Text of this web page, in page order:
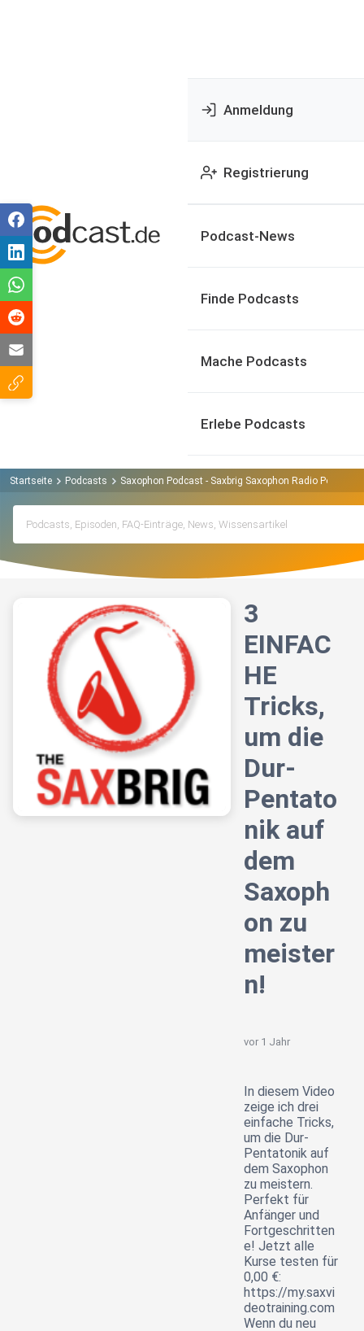
Anmeldung
Registrierung
Podcast-News
Finde Podcasts
Mache Podcasts
Erlebe Podcasts
Startseite Podcasts Saxophon Podcast - Saxbrig Saxophon Radio Podcast
3
EINFAC
HE
Tricks,
um die
Dur-
Pentato
nik auf
dem
Saxoph
on zu
meister
n!
vor 1 Jahr
In diesem Video
zeige ich drei
einfache Tricks,
um die Dur-
Pentatonik auf
dem Saxophon
zu meistern.
Perfekt für
Anfänger und
Fortgeschritten
e! Jetzt alle
Kurse testen für
0,00 €:
https://my.saxvi
deotraining.com
Wenn du neu